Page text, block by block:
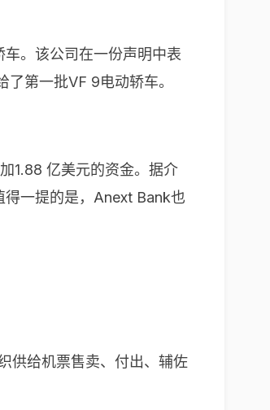
。该公司在一份声明中表
第一批VF 9电动轿车。
1.88 亿美元的资金。据介
一提的是，Anext Bank也
供给机票售卖、付出、辅佐